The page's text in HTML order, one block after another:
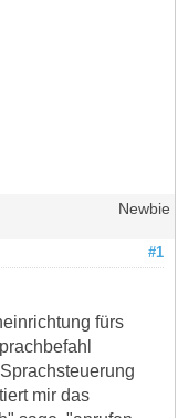
Newbie
#1
fürs
mir das